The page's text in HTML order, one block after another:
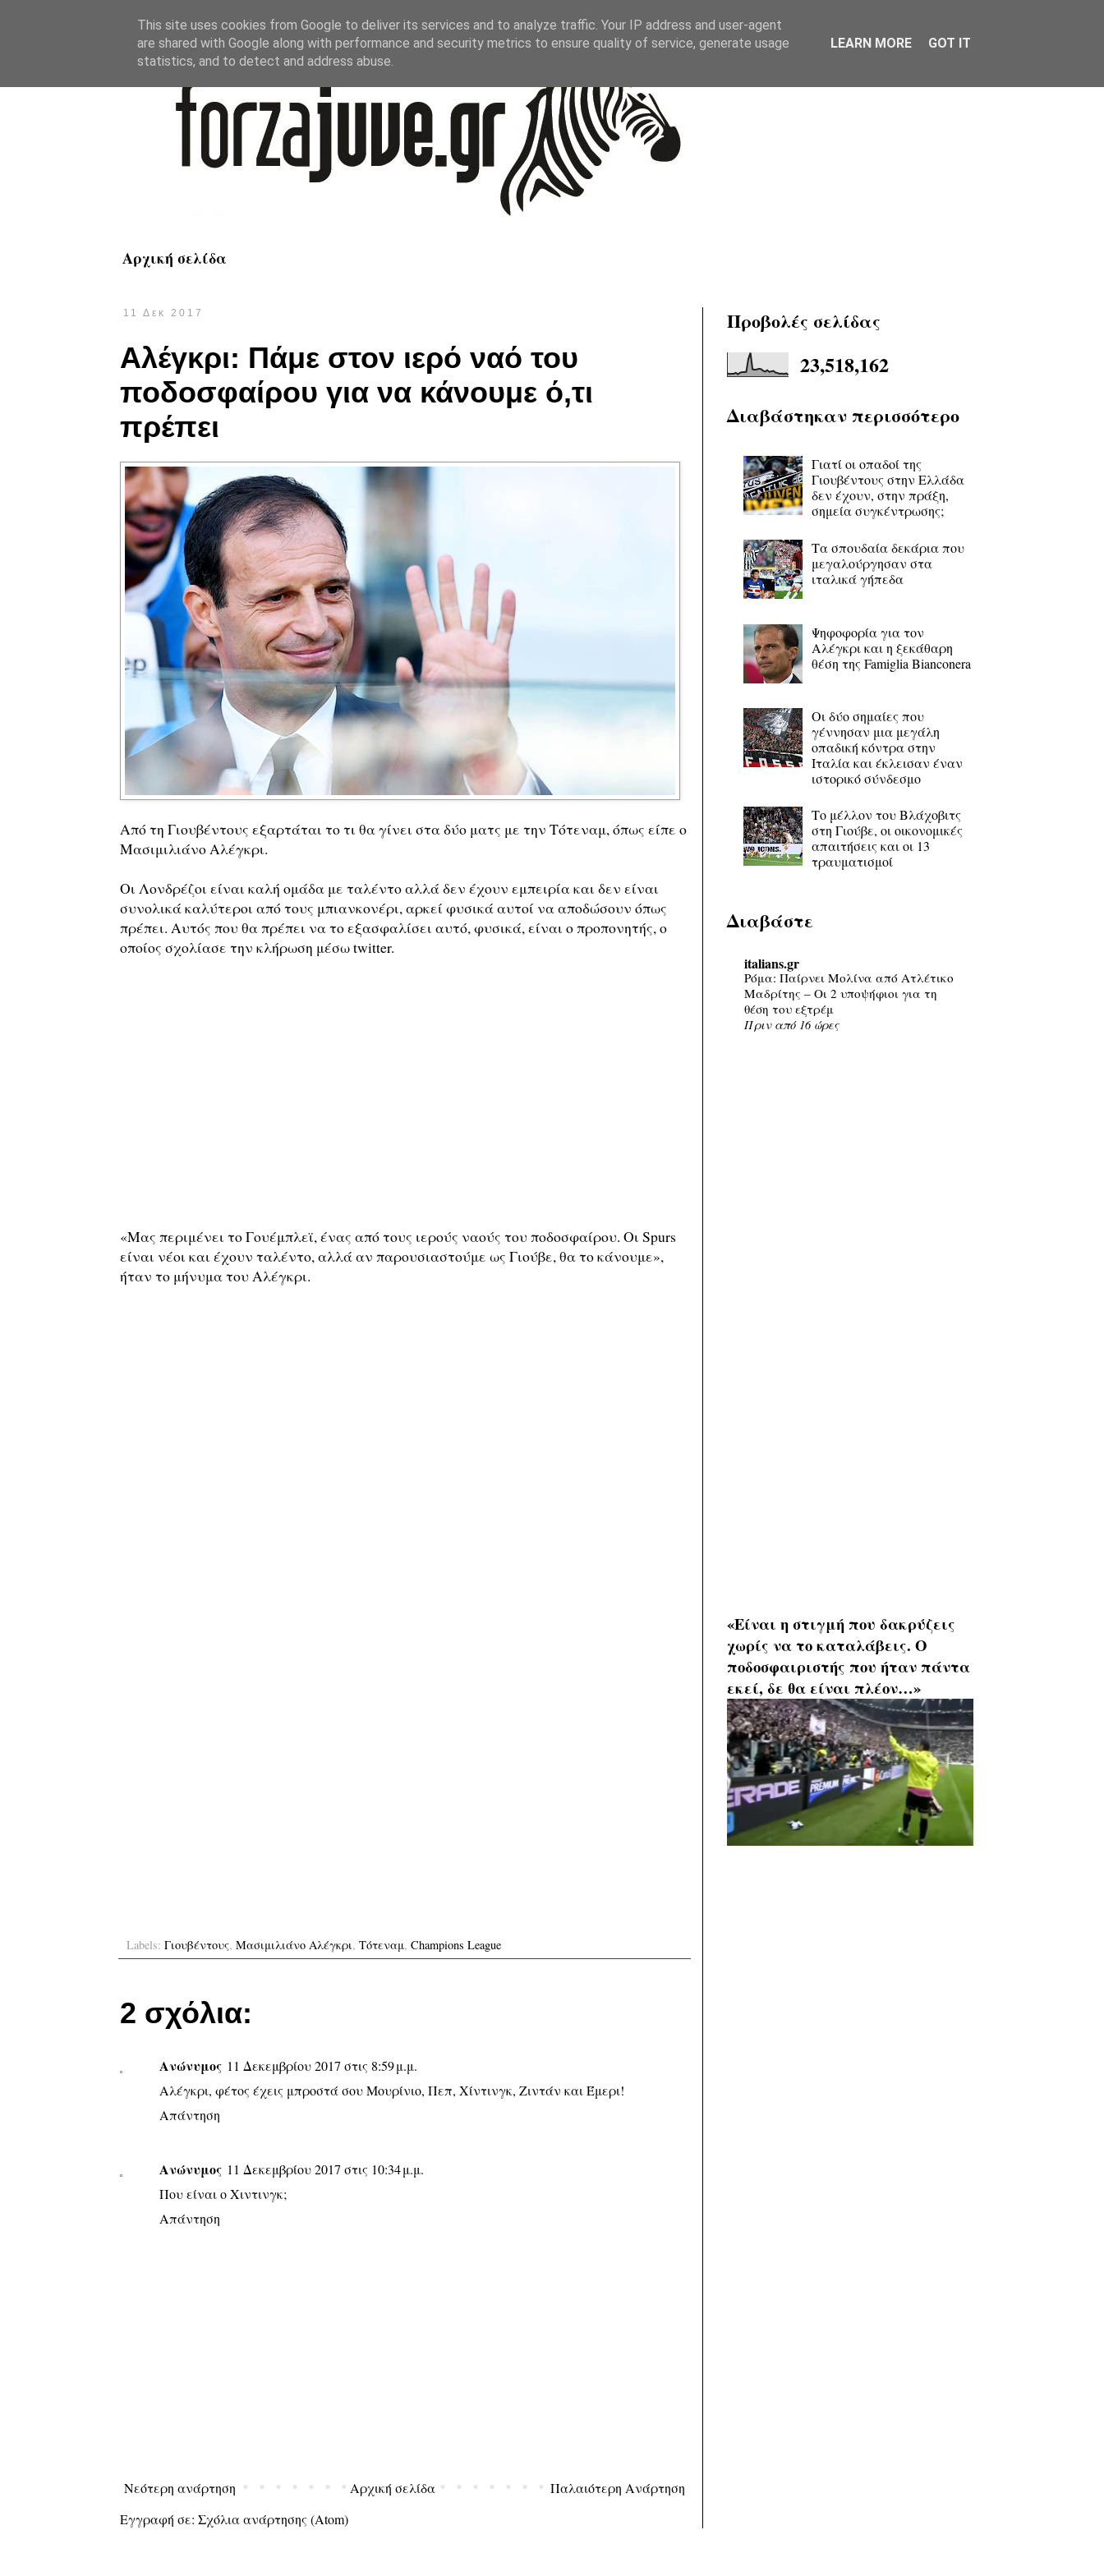
Αρχική σελίδα
11 Δεκ 2017
Αλέγκρι: Πάμε στον ιερό ναό του
ποδοσφαίρου για να κάνουμε ό,τι
πρέπει
Από τη Γιουβέντους εξαρτάται το τι θα γίνει στα δύο ματς με την Τότεναμ, όπως είπε ο
Μασιμιλιάνο Αλέγκρι.
Οι Λονδρέζοι είναι καλή ομάδα με ταλέντο αλλά δεν έχουν εμπειρία και δεν είναι
συνολικά καλύτεροι από τους μπιανκονέρι, αρκεί φυσικά αυτοί να αποδώσουν όπως
πρέπει. Αυτός που θα πρέπει να το εξασφαλίσει αυτό, φυσικά, είναι ο προπονητής, ο
οποίος σχολίασε την κλήρωση μέσω twitter.
«Μας περιμένει το Γουέμπλεϊ, ένας από τους ιερούς ναούς του ποδοσφαίρου. Οι Spurs
είναι νέοι και έχουν ταλέντο, αλλά αν παρουσιαστούμε ως Γιούβε, θα το κάνουμε»,
ήταν το μήνυμα του Αλέγκρι.
Labels: Γιουβέντους, Μασιμιλιάνο Αλέγκρι, Τότεναμ, Champions League
2 σχόλια:
Ανώνυμος 11 Δεκεμβρίου 2017 στις 8:59 μ.μ.
Αλέγκρι, φέτος έχεις μπροστά σου Μουρίνιο, Πεπ, Χίντινγκ, Ζιντάν και Έμερι!
Απάντηση
Ανώνυμος 11 Δεκεμβρίου 2017 στις 10:34 μ.μ.
Που είναι ο Χιντινγκ;
Απάντηση
Νεότερη ανάρτηση Παλαιότερη Ανάρτηση
Αρχική σελίδα
Εγγραφή σε: Σχόλια ανάρτησης (Atom)
Προβολές σελίδας
23,518,162
Διαβάστηκαν περισσότερο
Γιατί οι οπαδοί της
Γιουβέντους στην Ελλάδα
δεν έχουν, στην πράξη,
σημεία συγκέντρωσης;
Τα σπουδαία δεκάρια που
μεγαλούργησαν στα
ιταλικά γήπεδα
Ψηφοφορία για τον
Αλέγκρι και η ξεκάθαρη
θέση της Famiglia Bianconera
Οι δύο σημαίες που
γέννησαν μια μεγάλη
οπαδική κόντρα στην
Ιταλία και έκλεισαν έναν
ιστορικό σύνδεσμο
Το μέλλον του Βλάχοβιτς
στη Γιούβε, οι οικονομικές
απαιτήσεις και οι 13
τραυματισμοί
Διαβάστε
italians.gr
Ρόμα: Παίρνει Μολίνα από Ατλέτικο
Μαδρίτης – Οι 2 υποψήφιοι για τη
θέση του εξτρέμ
Πριν από 16 ώρες
«Είναι η στιγμή που δακρύζεις
χωρίς να το καταλάβεις. Ο
ποδοσφαιριστής που ήταν πάντα
εκεί, δε θα είναι πλέον…»
This site uses cookies from Google to deliver its services and to analyze traffic. Your IP address and user-agent
are shared with Google along with performance and security metrics to ensure quality of service, generate usage
statistics, and to detect and address abuse.
LEARN MORE GOT IT